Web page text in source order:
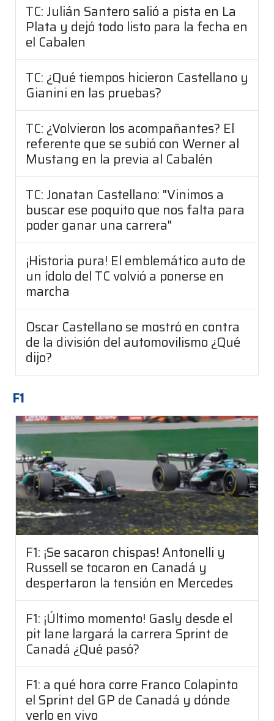
TC: Julián Santero salió a pista en La
Plata y dejó todo listo para la fecha en
el Cabalen
TC: ¿Qué tiempos hicieron Castellano y
Gianini en las pruebas?
TC: ¿Volvieron los acompañantes? El
referente que se subió con Werner al
Mustang en la previa al Cabalén
TC: Jonatan Castellano: "Vinimos a
buscar ese poquito que nos falta para
poder ganar una carrera"
¡Historia pura! El emblemático auto de
un ídolo del TC volvió a ponerse en
marcha
Oscar Castellano se mostró en contra
de la división del automovilismo ¿Qué
dijo?
F1
F1: ¡Se sacaron chispas! Antonelli y
Russell se tocaron en Canadá y
despertaron la tensión en Mercedes
F1: ¡Último momento! Gasly desde el
pit lane largará la carrera Sprint de
Canadá ¿Qué pasó?
F1: a qué hora corre Franco Colapinto
el Sprint del GP de Canadá y dónde
verlo en vivo